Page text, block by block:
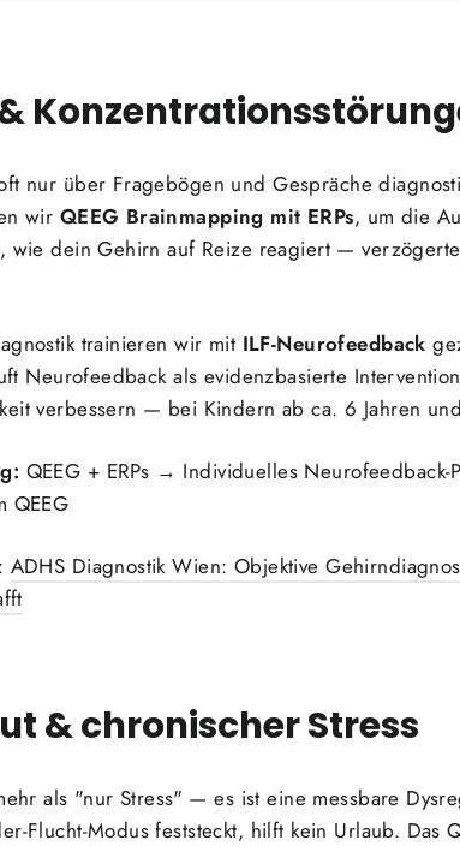
&
nur über Fragebögen und Gespräche
wir QEEG Brainmapping mit ERPs, um die
wie dein Gehirn auf Reize reagiert —
trainieren wir mit ILF-Neurofeedback
Neurofeedback als evidenzbasierte
verbessern — bei Kindern ab ca. 6 Jahren
QEEG + ERPs → Individuelles
QEEG
ADHS Diagnostik Wien: Objektive
& chronischer Stress
als "nur Stress" — es ist eine messbare
Flucht-Modus feststeckt, hilft kein Urlaub.